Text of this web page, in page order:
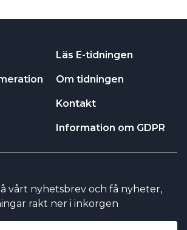
Läs E-tidningen
Om tidningen
Kontakt
Information om GDPR
vårt nyhetsbrev och få nyheter,
rakt ner i inkorgen